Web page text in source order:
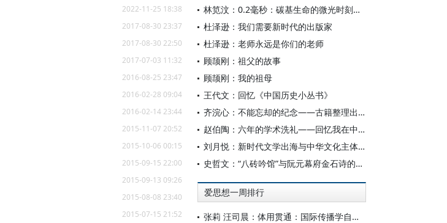
2022-11-25 18:38
2017-08-30 23:37
2017-08-30 22:50
2017-07-03 11:32
2016-08-25 23:47
2016-02-28 09:04
2016-02-14 23:44
2015-11-07 20:52
2015-10-06 00:15
2015-09-15 22:00
2015-09-13 09:26
2015-08-08 23:40
2015-07-15 21:52
林笕汶：0.2毫秒：碳基生命的微光时刻——读邵春堡《未来人类：科技拓展无限可能》
杜泽逊：我们需要新时代的出版家
杜泽逊：老师永远是你们的老师
顾颉刚：祖父的故事
顾颉刚：我的祖母
王代文：回忆《中国历史小丛书》
齐浣心：不能忘却的纪念——古籍整理出版规划小组成立六十载记
赵伯陶：六年的学术洗礼——回忆我在中华书局的日子
刘月悦：新时代文学出海与中华文化主体性建构
史哲文：“八砖吟馆”与阮元幕府金石诗的学人品格、诗学祈向
爱思想一周排行
张莉 汪司晨：体用贯通：国际传播学自主知识体系的建构逻辑与学科交叉进路